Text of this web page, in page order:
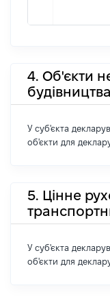
4. Об'єкти
будівництва
У суб'єкта
об'єкти для
5. Цінне
У суб'єкта
об'єкти для